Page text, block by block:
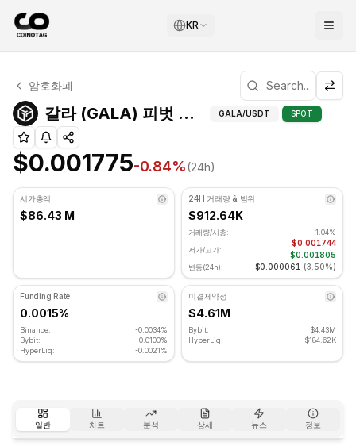
KR
갈라 기술적 분석
갈라 현재 $0.001775에 거래되고 있습니다. RSI 지표는
암호화폐
갈라 (GALA) 피벗 포인트 갈라 (GALA) 피
GALA/USDT SPOT
$0.001775-0.84%(24h)
시가총액
$86.43 M
24H 거래량 & 범위
$912.64K
거래량/시총:
1.04%
저가/고가:
$0.001744
$0.001805
변동(24h): $0.000061 (3.50%)
Funding Rate
0.0015%
Binance:
-0.0034%
Bybit:
0.0100%
HyperLiq:
-0.0021%
미결제약정
$4.61M
Bybit:
$4.43M
HyperLiq:
$184.62K
일반 차트 분석 상세 뉴스 정보